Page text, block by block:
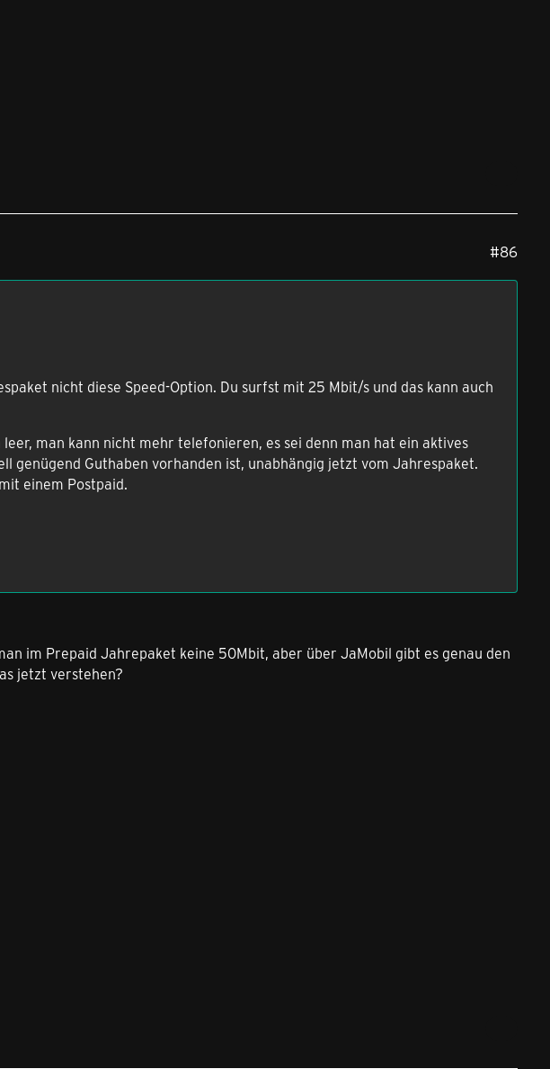
#86
nicht diese Speed-Option. Du surfst mit 25 Mbit/s und das kann auch
man kann nicht mehr telefonieren, es sei denn man hat ein aktives
genügend Guthaben vorhanden ist, unabhängig jetzt vom Jahrespaket.
einem Postpaid.
im Prepaid Jahrepaket keine 50Mbit, aber über JaMobil gibt es genau den
jetzt verstehen?